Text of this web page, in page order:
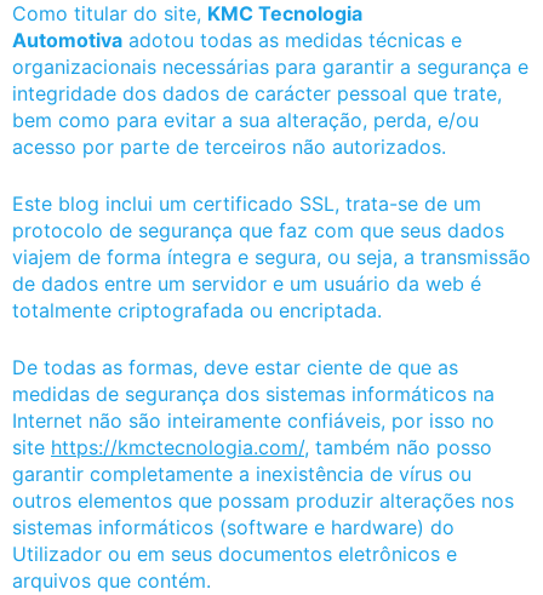
Como titular do site, KMC Tecnologia
Automotiva adotou todas as medidas técnicas e
organizacionais necessárias para garantir a segurança e
integridade dos dados de carácter pessoal que trate,
bem como para evitar a sua alteração, perda, e/ou
acesso por parte de terceiros não autorizados.
Este blog inclui um certificado SSL, trata-se de um
protocolo de segurança que faz com que seus dados
viajem de forma íntegra e segura, ou seja, a transmissão
de dados entre um servidor e um usuário da web é
totalmente criptografada ou encriptada.
De todas as formas, deve estar ciente de que as
medidas de segurança dos sistemas informáticos na
Internet não são inteiramente confiáveis, por isso no
site https://kmctecnologia.com/, também não posso
garantir completamente a inexistência de vírus ou
outros elementos que possam produzir alterações nos
sistemas informáticos (software e hardware) do
Utilizador ou em seus documentos eletrônicos e
arquivos que contém.